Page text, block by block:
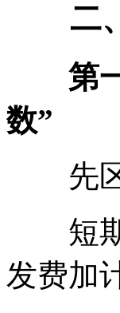
二、
第
数”
先区
短期
发费加